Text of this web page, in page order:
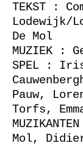
TEKST :
Lodewijk/
De Mol
MUZIEK :
SPEL :
Pauw,
Torfs,
Mol,